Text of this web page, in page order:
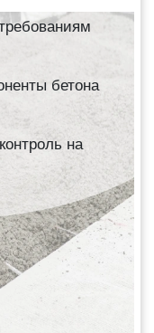
бетона
на